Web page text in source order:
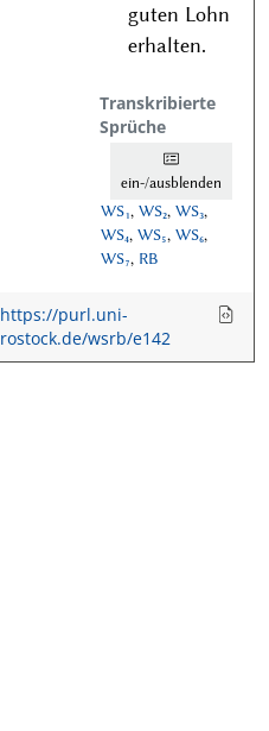
guten Lohn
erhalten.
Transkribierte
Sprüche
ein-/ausblenden
WS₁, WS₂, WS₃,
WS₄, WS₅, WS₆,
WS₇, RB
https://purl.uni-
rostock.de/wsrb/e142